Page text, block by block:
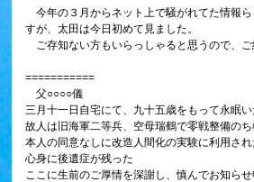
今年の３月からネット上で騒がれてた情報
すが、太田は今日初めて見ました。
ご存知ない方もいらっしゃると思うので、ご
===========
父○○○○儀
三月十一日自宅にて、九十五歳をもって永眠
故人は旧海軍二等兵、空母瑞鶴で零戦整備の
本人の同意なしに改造人間化の実験に利用され
心身に後遺症が残った
ここに生前のご厚情を深謝し、慎んでお知ら